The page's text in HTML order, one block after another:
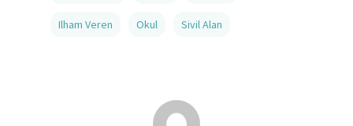
Ilham Veren Okul Sivil Alan